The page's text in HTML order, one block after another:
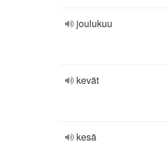
joulukuu
kevät
kesä